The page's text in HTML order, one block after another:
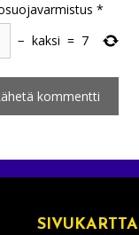
*
− kaksi = 7
SIVUKARTTA